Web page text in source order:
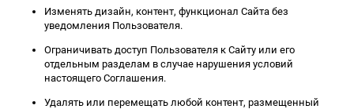
Изменять дизайн, контент, функционал Сайта без
уведомления Пользователя.
Ограничивать доступ Пользователя к Сайту или его
отдельным разделам в случае нарушения условий
настоящего Соглашения.
Удалять или перемещать любой контент, размещенный